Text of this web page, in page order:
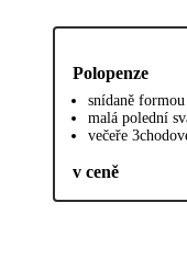
Polopenze
snídaně
malá polední
večeře
v ceně